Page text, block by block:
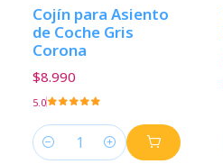
Cojín para Asiento
de Coche Gris
Corona
$8.990
5.0
Cantidad